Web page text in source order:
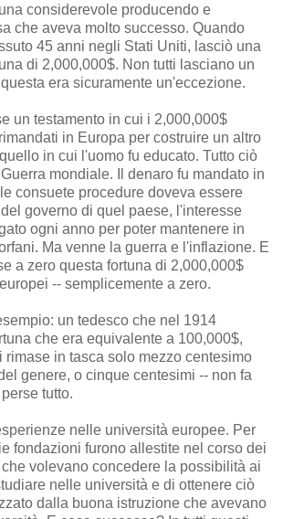
considerevole producendo e
che aveva molto successo. Quando
45 anni negli Stati Uniti, lasciò una
di 2,000,000$. Non tutti lasciano un
era sicuramente un'eccezione.
un testamento in cui i 2,000,000$
in Europa per costruire un altro
in cui l'uomo fu educato. Tutto ciò
mondiale. Il denaro fu mandato in
consuete procedure doveva essere
governo di quel paese, l'interesse
ogni anno per poter mantenere in
Ma venne la guerra e l'inflazione. E
a zero questa fortuna di 2,000,000$
-- semplicemente a zero.
un tedesco che nel 1914
che era equivalente a 100,000$,
rimase in tasca solo mezzo centesimo
genere, o cinque centesimi -- non fa
tutto.
nelle università europee. Per
fondazioni furono allestite nel corso dei
volevano concedere la possibilità ai
nelle università e di ottenere ciò
dalla buona istruzione che avevano